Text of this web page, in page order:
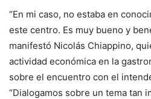
“En mi caso, no estaba en
este centro. Es muy bueno y
manifestó Nicolás Chiappino,
actividad económica en la
sobre el encuentro con el
“Dialogamos sobre un tema tan